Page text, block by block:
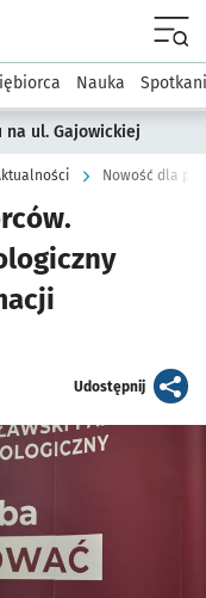
Strategia
Nauka
na ul. Gajowickiej
Udostępnijartykuł